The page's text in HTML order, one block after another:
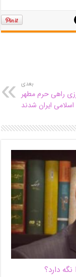
بعدی
راهی حرم مطهر
اسلامی ایران شدند
دارد؟